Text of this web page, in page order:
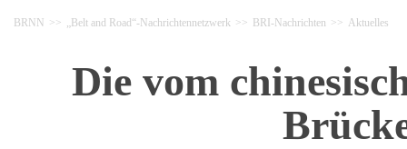
BRNN >> „Belt and Road“-Nachrichtennetzwerk >> BRI-Nachrichten >> Aktuelles
Die vom